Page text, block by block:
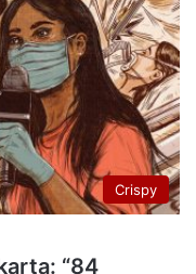
Crispy
“84